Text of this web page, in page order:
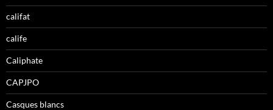
califat
calife
Caliphate
CAPJPO
Casques blancs